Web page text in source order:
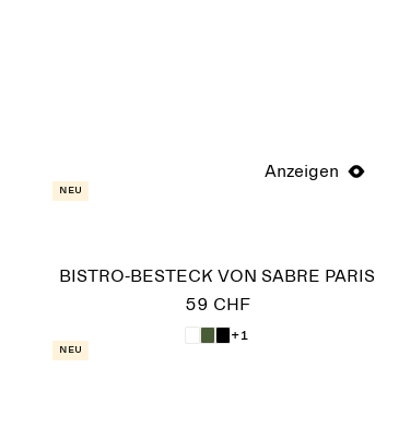
Anzeigen
Neu
BISTRO-BESTECK VON SABRE PARIS
59 CHF
+1
Neu